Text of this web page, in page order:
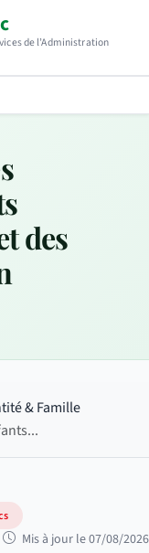
de l’Administration
des
& Famille
Mis à jour le 07/08/2026